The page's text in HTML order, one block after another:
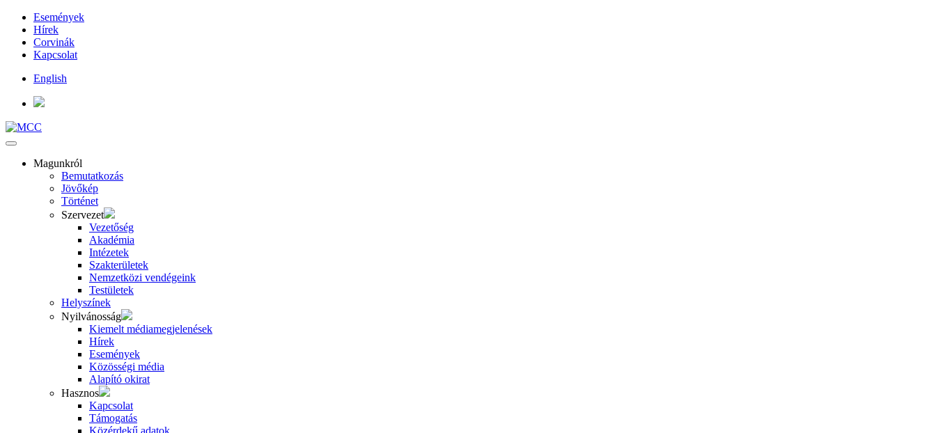
Események
Hírek
Corvinák
Kapcsolat
English
Magunkról
Bemutatkozás
Jövőkép
Történet
Szervezet
Vezetőség
Akadémia
Intézetek
Szakterületek
Nemzetközi vendégeink
Testületek
Helyszínek
Nyilvánosság
Kiemelt médiamegjelenések
Hírek
Események
Közösségi média
Alapító okirat
Hasznos
Kapcsolat
Támogatás
Közérdekű adatok